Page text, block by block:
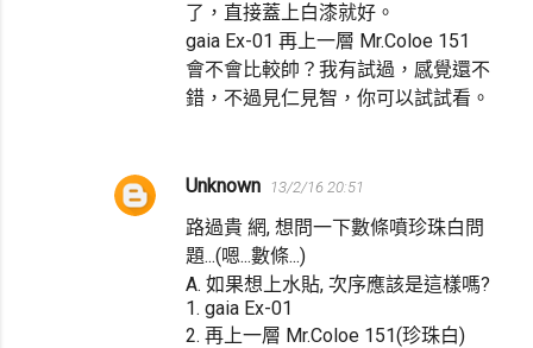
了，直接蓋上白漆就好。
gaia Ex-01 再上一層 Mr.Coloe 151
會不會比較帥？我有試過，感覺還不
錯，不過見仁見智，你可以試試看。
Unknown 13/2/16 20:51
路過貴 網, 想問一下數條噴珍珠白問
題...(嗯...數條...)
A. 如果想上水貼, 次序應該是這樣嗎?
1. gaia Ex-01
2. 再上一層 Mr.Coloe 151(珍珠白)